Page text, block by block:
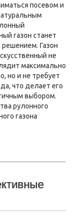
посевом и
газон станет
Газон
не
максимально
но и не требует
что делает его
выбором.
рулонного
газона